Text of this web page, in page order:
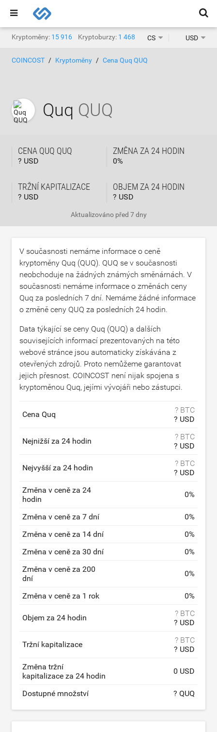
Kryptoměny: 15 916 Kryptoburzy: 1 468 CS USD
COINCOST Kryptoměny Cena Quq QUQ
Quq QUQ
CENA QUQ QUQ
? USD
ZMĚNA ZA 24 HODIN
0%
TRŽNÍ KAPITALIZACE
? USD
OBJEM ZA 24 HODIN
? USD
Aktualizováno před 7 dny
V současnosti nemáme informace o ceně
kryptoměny Quq (QUQ). QUQ se v současnosti
neobchoduje na žádných známých směnárnách. V
současnosti nemáme informace o změnách ceny
Quq za posledních 7 dní. Nemáme žádné informace
o změně ceny QUQ za posledních 24 hodin.
Data týkající se ceny Quq (QUQ) a dalších
souvisejících informací prezentovaných na této
webové stránce jsou automaticky získávána z
otevřených zdrojů. Proto nemůžeme garantovat
jejich přesnost. COINCOST není nijak spojena s
kryptoměnou Quq, jejími vývojáři nebo zástupci.
Cena Quq
? BTC
? USD
Nejnižší za 24 hodin
? BTC
? USD
Nejvyšší za 24 hodin
? BTC
? USD
Změna v ceně za 24
hodin
0%
Změna v ceně za 7 dní 0%
Změna v ceně za 14 dní
0%
Změna v ceně za 30 dní
0%
Změna v ceně za 200
dní
0%
Změna v ceně za 1 rok 0%
Objem za 24 hodin
? BTC
? USD
Tržní kapitalizace
? BTC
? USD
Změna tržní
kapitalizace za 24 hodin
0 USD
Dostupné množství ? QUQ